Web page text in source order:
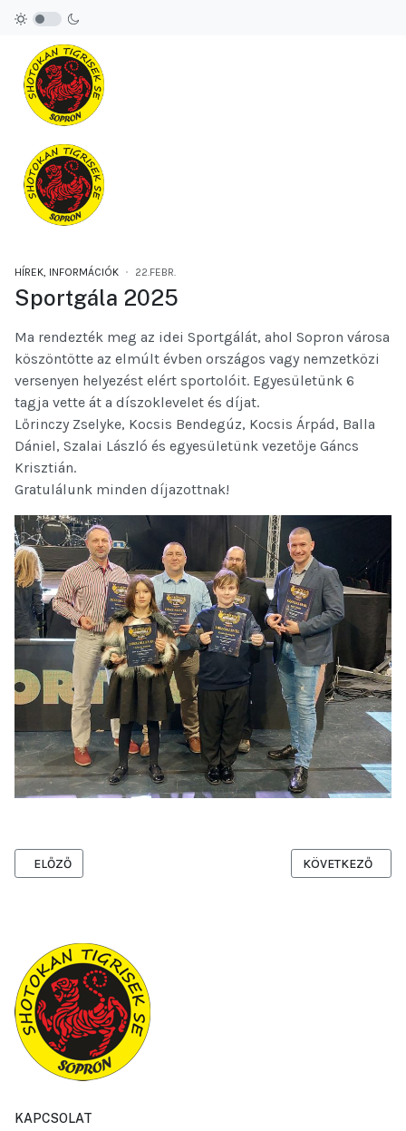
HÍREK, INFORMÁCIÓK 22.FEBR.
Sportgála 2025
Ma rendezték meg az idei Sportgálát, ahol Sopron városa
köszöntötte az elmúlt évben országos vagy nemzetközi
versenyen helyezést elért sportolóit. Egyesületünk 6
tagja vette át a díszoklevelet és díjat.
Lőrinczy Zselyke, Kocsis Bendegúz, Kocsis Árpád, Balla
Dániel, Szalai László és egyesületünk vezetője Gáncs
Krisztián.
Gratulálunk minden díjazottnak!
ELŐZŐ CIKK: SOPRONI TÁVLATOK 2025-04-12
ELŐZŐ KÖVETKEZŐ
KÖVETKEZŐ
KAPCSOLAT